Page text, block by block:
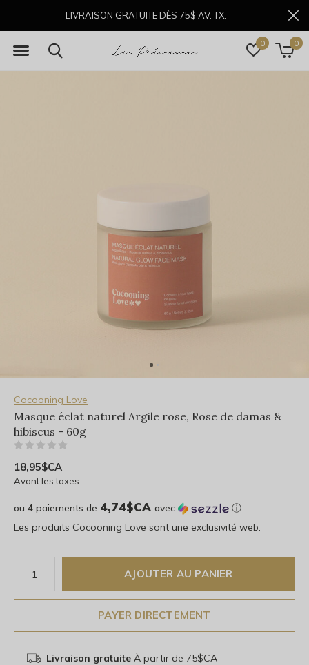
0 0
LIVRAISON GRATUITE DÈS 75$ AV. TX.
Cocooning Love
Masque éclat naturel Argile rose, Rose de damas &
hibiscus - 60g
18,95$CA
Avant les taxes
ou 4 paiements de 4,74$CA avec
ⓘ
Les produits Cocooning Love sont une exclusivité web.
AJOUTER AU PANIER
PAYER DIRECTEMENT
Livraison gratuiteÀ partir de 75$CA